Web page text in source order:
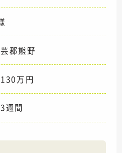
郡熊野
万円
週間